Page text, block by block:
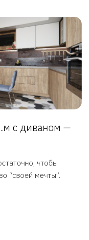
с диваном —
чтобы
“своей мечты”.